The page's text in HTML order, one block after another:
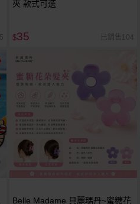
夾 款式可選
$35 已銷售104
Belle Madame 貝麗瑪丹~蜜糖花